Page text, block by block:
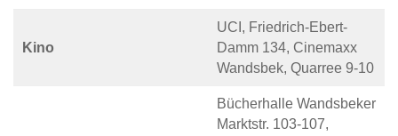
Kino
UCI, Friedrich-Ebert-
Damm 134, Cinemaxx
Wandsbek, Quarree 9-10
Bücherhalle Wandsbeker
Marktstr. 103-107,